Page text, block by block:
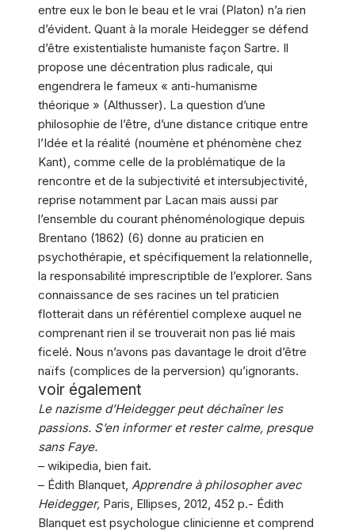
entre eux le bon le beau et le vrai (Platon) n’a rien
d’évident. Quant à la morale Heidegger se défend
d’être existentialiste humaniste façon Sartre. Il
propose une décentration plus radicale, qui
engendrera le fameux « anti-humanisme
théorique » (Althusser). La question d’une
philosophie de l’être, d’une distance critique entre
l’Idée et la réalité (noumène et phénomène chez
Kant), comme celle de la problématique de la
rencontre et de la subjectivité et intersubjectivité,
reprise notamment par Lacan mais aussi par
l’ensemble du courant phénoménologique depuis
Brentano (1862) (6) donne au praticien en
psychothérapie, et spécifiquement la relationnelle,
la responsabilité imprescriptible de l’explorer. Sans
connaissance de ses racines un tel praticien
flotterait dans un référentiel complexe auquel ne
comprenant rien il se trouverait non pas lié mais
ficelé. Nous n’avons pas davantage le droit d’être
naïfs (complices de la perversion) qu’ignorants.
voir également
Le nazisme d’Heidegger peut déchaîner les
passions. S’en informer et rester calme, presque
sans Faye.
– wikipedia, bien fait.
– Édith Blanquet, Apprendre à philosopher avec
Heidegger, Paris, Ellipses, 2012, 452 p.- Édith
Blanquet est psychologue clinicienne et comprend